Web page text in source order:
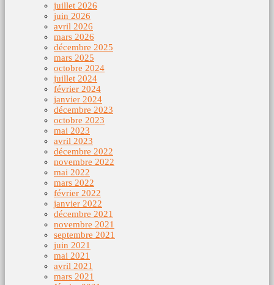
juillet 2026
juin 2026
avril 2026
mars 2026
décembre 2025
mars 2025
octobre 2024
juillet 2024
février 2024
janvier 2024
décembre 2023
octobre 2023
mai 2023
avril 2023
décembre 2022
novembre 2022
mai 2022
mars 2022
février 2022
janvier 2022
décembre 2021
novembre 2021
septembre 2021
juin 2021
mai 2021
avril 2021
mars 2021